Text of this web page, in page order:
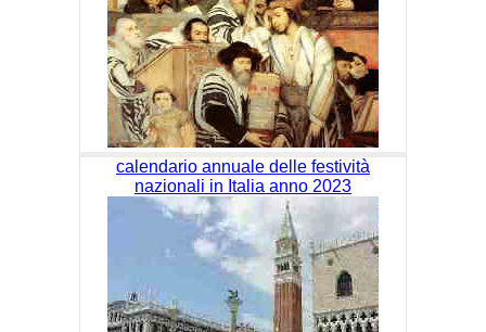
calendario annuale delle festività
nazionali in Italia anno 2023